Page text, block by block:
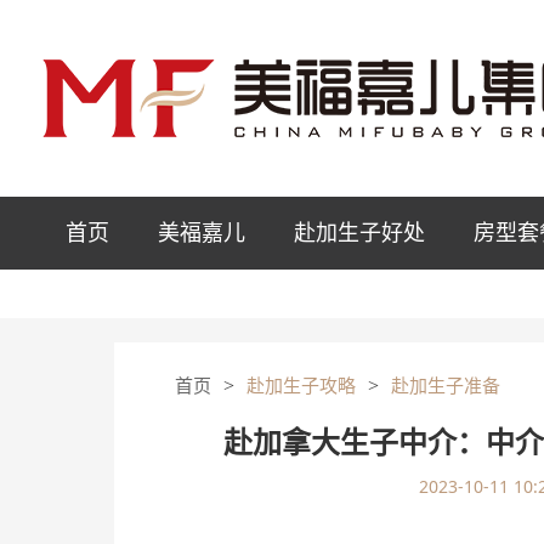
首页 美福嘉儿 赴加生子好处 房型套
首页 > 赴加生子攻略 > 赴加生子准备
赴加拿大生子中介：中
2023-10-11